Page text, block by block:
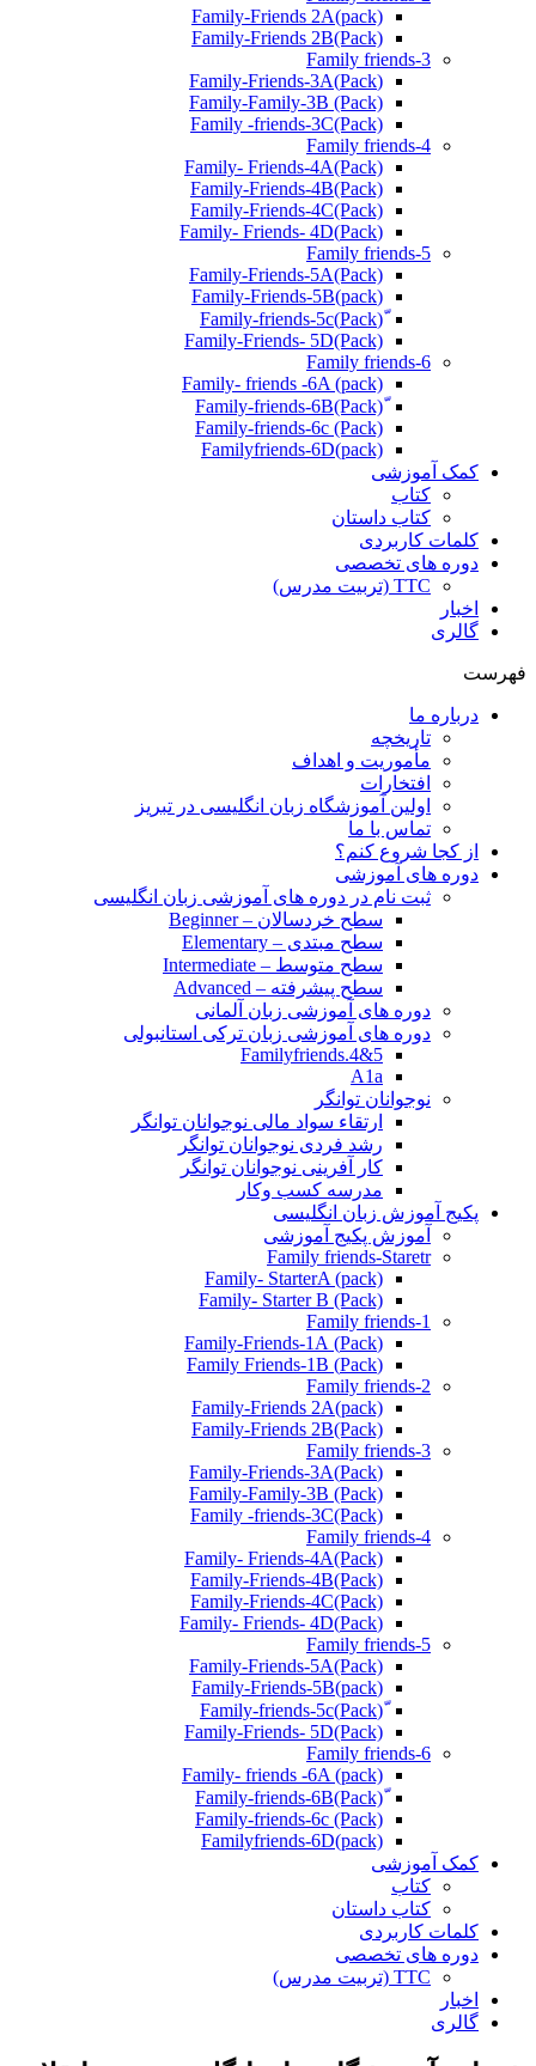
Family-Friends 2A(pack)
Family-Friends 2B(Pack)
Family friends-3
(Pack)Family-Friends-3A
Family-Family-3B (Pack)
Family -friends-3C(Pack)
Family friends-4
Family- Friends-4A(Pack)
Family-Friends-4B(Pack)
Family-Friends-4C(Pack)
(Pack)Family- Friends- 4D
Family friends-5
Family-Friends-5A(Pack)
(pack)Family-Friends-5B
ّ(Pack)Family-friends-5c
Family-Friends- 5D(Pack)
Family friends-6
Family- friends -6A (pack)
Family-friends-6c (Pack)
Familyfriends-6D(pack)
کمک آموزشی
کتاب
کتاب داستان
کلمات کاربردی
دوره های تخصصی
TTC (تربیت مدرس)
اخبار
گالری
فهرست
درباره ما
تاریخچه
مأموریت و اهداف
افتخارات
اولین آموزشگاه زبان انگلیسی در تبریز
تماس با ما
از کجا شروع کنم؟
دوره های آموزشی
ثبت نام در دوره های آموزشی زبان انگلیسی
سطح خردسالان – Beginner
سطح مبتدی – Elementary
سطح متوسط – Intermediate
سطح پیشرفته – Advanced
دوره های آموزشی زبان آلمانی
دوره های آموزشی زبان ترکی استانبولی
Familyfriends.4&5
A1a
نوجوانان توانگر
ارتقاء سواد مالی نوجوانان توانگر
رشد فردی نوجوانان توانگر
کار آفرینی نوجوانان توانگر
مدرسه کسب وکار
پکیج آموزش زبان انگلیسی
آموزش پکیج آموزشی
Family friends-Staretr
Family- StarterA (pack)
Family- Starter B (Pack)
Family friends-1
(Pack) Family-Friends-1A
(Pack) Family Friends-1B
Family friends-2
Family-Friends 2A(pack)
Family-Friends 2B(Pack)
Family friends-3
(Pack)Family-Friends-3A
Family-Family-3B (Pack)
Family -friends-3C(Pack)
Family friends-4
Family- Friends-4A(Pack)
Family-Friends-4B(Pack)
Family-Friends-4C(Pack)
(Pack)Family- Friends- 4D
Family friends-5
Family-Friends-5A(Pack)
(pack)Family-Friends-5B
ّ(Pack)Family-friends-5c
Family-Friends- 5D(Pack)
Family friends-6
Family- friends -6A (pack)
Family-friends-6c (Pack)
Familyfriends-6D(pack)
کمک آموزشی
کتاب
کتاب داستان
کلمات کاربردی
دوره های تخصصی
TTC (تربیت مدرس)
اخبار
گالری